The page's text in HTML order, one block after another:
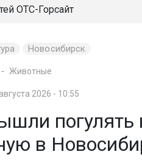
ОТС-Горсайт
Новосибирск
Животные
2026 - 10:55
в